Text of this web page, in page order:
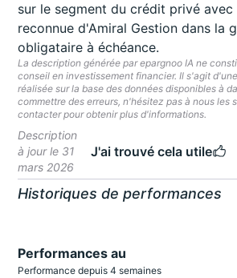
sur le segment du crédit privé
reconnue d'Amiral Gestion dans la
obligataire à échéance.
La description générée par epargnoo IA ne
conseil en investissement financier. Il s'agit
réalisée sur la base des données disponibles à
commettre des erreurs, n'hésitez pas à nous les
contacter pour obtenir plus d'informations.
Description
à jour le 31
mars 2026
J'ai trouvé cela utile
Historiques de performances
Performances au
Performance depuis 4 semaines